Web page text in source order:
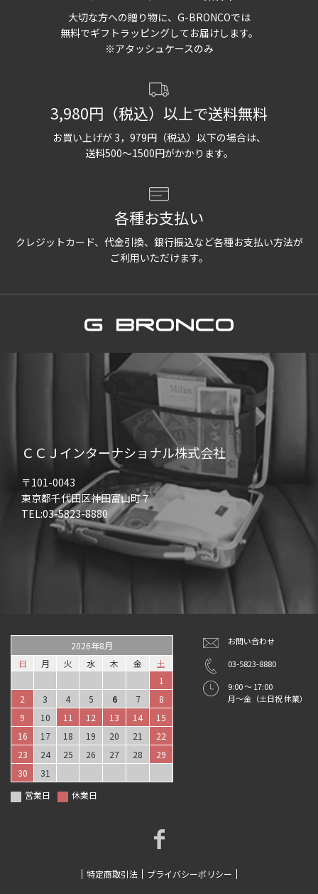
大切な方への贈り物に、G-BRONCOでは
無料でギフトラッピングしてお届けします。
※アタッシュケースのみ
3,980円（税込）以上で送料無料
お買い上げが 3，979円（税込）以下の場合は、
送料500〜1500円がかかります。
各種お支払い
クレジットカード、代金引換、銀行振込など各種お支払い方法が
ご利用いただけます。
ＣＣＪインターナショナル株式会社
〒101-0043
東京都千代田区神田富山町７
TEL:03-5823-8880
2026年8月
日
月 火 水 木 金
土
1
2
3 4 5 6 7
8
9
10 11 12 13 14
15
16
17 18 19 20 21
22
23
24 25 26 27 28
29
30
31
営業日
休業日
お問い合わせ
03-5823-8880
9:00 ～ 17:00
月～金（土日祝 休業）
特定商取引法 プライバシーポリシー